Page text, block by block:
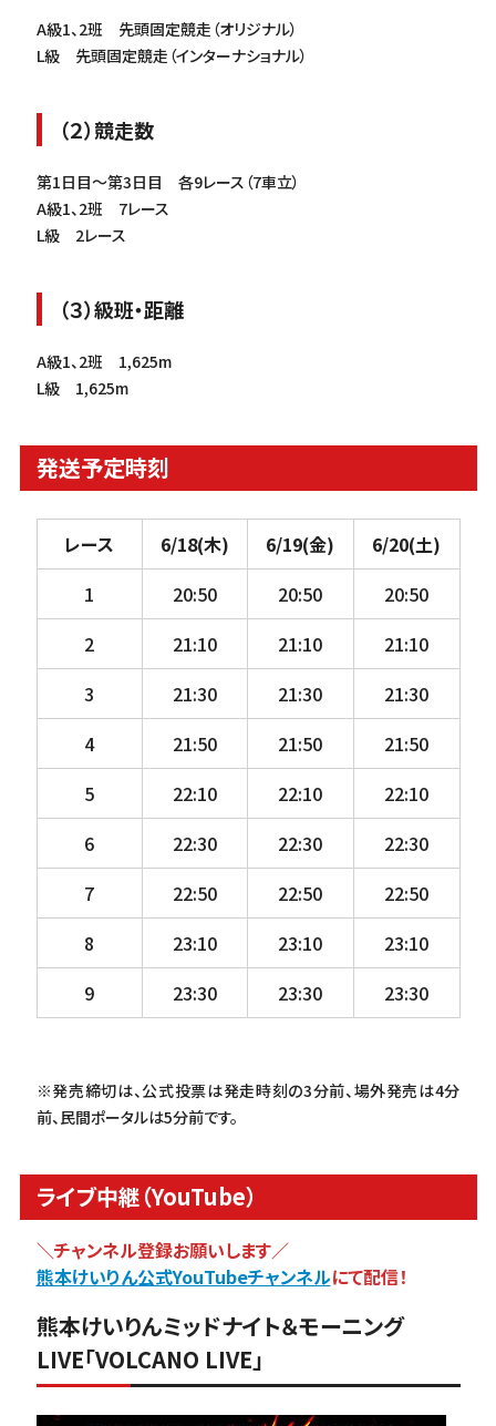
A級1、2班 先頭固定競走（オリジナル）
L級 先頭固定競走（インターナショナル）
（２）競走数
第1日目～第3日目 各9レース（7車立）
A級1、2班 7レース
L級 2レース
（３）級班・距離
A級1、2班 1,625m
L級 1,625m
発送予定時刻
レース 6/18(木) 6/19(金)
6/20(土)
1
20:50 20:50
20:50
2
21:10 21:10
21:10
3
21:30 21:30
21:30
4
21:50 21:50
21:50
5
22:10 22:10
22:10
6
22:30 22:30
22:30
7
22:50 22:50
22:50
8
23:10 23:10
23:10
9
23:30 23:30 23:30
※発売締切は、公式投票は発走時刻の3分前、場外発売は4分
前、民間ポータルは5分前です。
ライブ中継（YouTube）
＼チャンネル登録お願いします／
熊本けいりん公式YouTubeチャンネルにて配信！
熊本けいりんミッドナイト＆モーニング
LIVE「VOLCANO LIVE」